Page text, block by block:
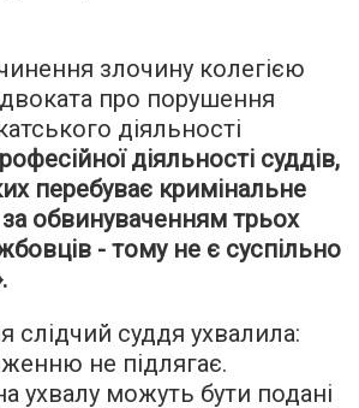
злочину колегією
про порушення
діяльності
діяльності суддів,
перебуває кримінальне
обвинуваченням трьох
- тому не є суспільно
слідчий суддя ухвалила:
не підлягає.
ухвалу можуть бути подані